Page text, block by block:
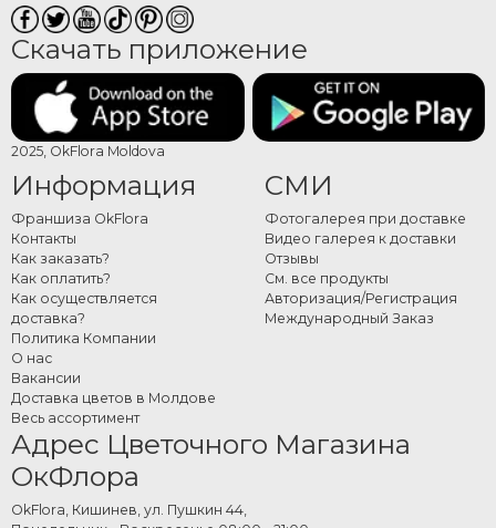
Скачать приложение
2025, OkFlora Moldova
Информация
Франшиза OkFlora
Контакты
Как заказать?
Как оплатить?
Как осуществляется
доставка?
Политика Компании
О нас
Вакансии
Доставка цветов в Молдове
Весь ассортимент
СМИ
Фотогалерея при доставке
Видео галерея к доставки
Отзывы
См. все продукты
Авторизация/Регистрация
Международный Заказ
Адрес Цветочного Магазина
ОкФлора
OkFlora, Кишинев, ул. Пушкин 44,